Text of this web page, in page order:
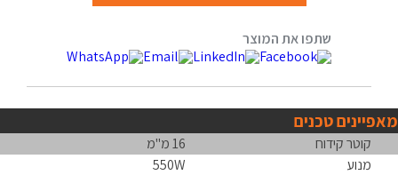
מאפיינים טכנים
קוטר קידוח
16 מ"מ
מנוע
550W